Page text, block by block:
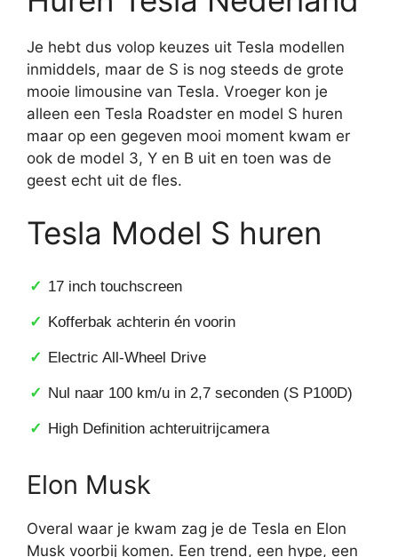
Je hebt dus volop keuzes uit Tesla modellen
inmiddels, maar de S is nog steeds de grote
mooie limousine van Tesla. Vroeger kon je
alleen een Tesla Roadster en model S huren
maar op een gegeven mooi moment kwam er
ook de model 3, Y en B uit en toen was de
geest echt uit de fles.
Tesla Model S huren
17 inch touchscreen
Kofferbak achterin én voorin
Electric All-Wheel Drive
Nul naar 100 km/u in 2,7 seconden (S P100D)
High Definition achteruitrijcamera
Elon Musk
Overal waar je kwam zag je de Tesla en Elon
Musk voorbij komen. Een trend, een hype, een